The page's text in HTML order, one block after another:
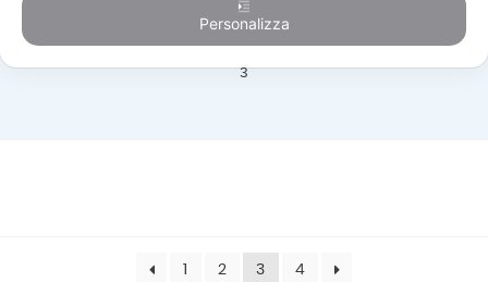
HOME/PRODOTTI/VIDEOSORVEGLIANZA/VIDEOREGISTRATORI/PAGINA
3
1 2 3 4
Personalizza